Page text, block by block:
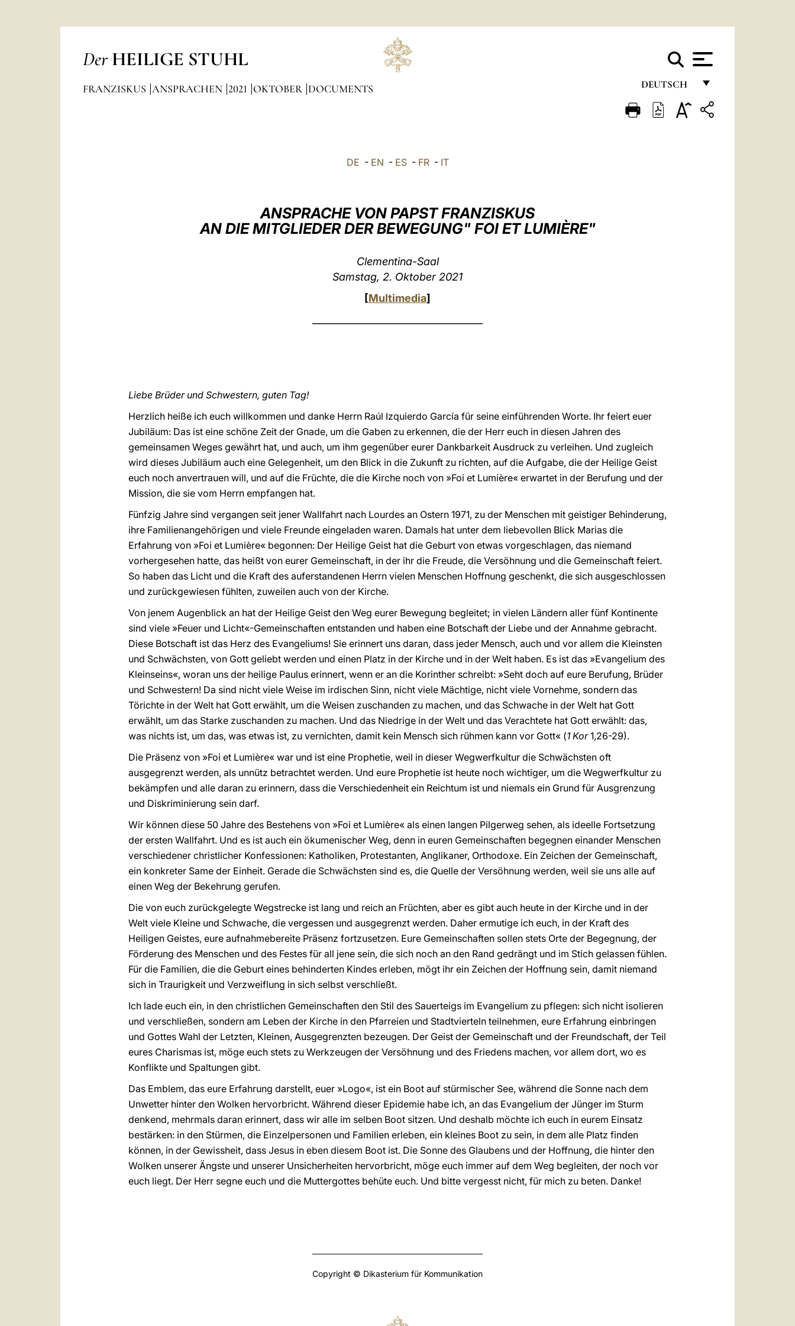
Der HEILIGE STUHL
DEUTSCH
FRANÇAIS
FRANZISKUS ANSPRACHEN 2021 OKTOBER DOCUMENTS
DE - EN - ES- FR- IT
ANSPRACHE VON PAPST FRANZISKUS
AN DIE MITGLIEDER DER BEWEGUNG" FOI ET LUMIÈRE"
Clementina-Saal
Samstag, 2. Oktober 2021
[Multimedia]
Liebe Brüder und Schwestern, guten Tag!
Herzlich heiße ich euch willkommen und danke Herrn Raúl Izquierdo García für seine einführenden Worte. Ihr feiert euer
Jubiläum: Das ist eine schöne Zeit der Gnade, um die Gaben zu erkennen, die der Herr euch in diesen Jahren des
gemeinsamen Weges gewährt hat, und auch, um ihm gegenüber eurer Dankbarkeit Ausdruck zu verleihen. Und zugleich
wird dieses Jubiläum auch eine Gelegenheit, um den Blick in die Zukunft zu richten, auf die Aufgabe, die der Heilige Geist
euch noch anvertrauen will, und auf die Früchte, die die Kirche noch von »Foi et Lumière« erwartet in der Berufung und der
Mission, die sie vom Herrn empfangen hat.
Fünfzig Jahre sind vergangen seit jener Wallfahrt nach Lourdes an Ostern 1971, zu der Menschen mit geistiger Behinderung,
ihre Familienangehörigen und viele Freunde eingeladen waren. Damals hat unter dem liebevollen Blick Marias die
Erfahrung von »Foi et Lumière« begonnen: Der Heilige Geist hat die Geburt von etwas vorgeschlagen, das niemand
vorhergesehen hatte, das heißt von eurer Gemeinschaft, in der ihr die Freude, die Versöhnung und die Gemeinschaft feiert.
So haben das Licht und die Kraft des auferstandenen Herrn vielen Menschen Hoffnung geschenkt, die sich ausgeschlossen
und zurückgewiesen fühlten, zuweilen auch von der Kirche.
Von jenem Augenblick an hat der Heilige Geist den Weg eurer Bewegung begleitet; in vielen Ländern aller fünf Kontinente
sind viele »Feuer und Licht«-Gemeinschaften entstanden und haben eine Botschaft der Liebe und der Annahme gebracht.
Diese Botschaft ist das Herz des Evangeliums! Sie erinnert uns daran, dass jeder Mensch, auch und vor allem die Kleinsten
und Schwächsten, von Gott geliebt werden und einen Platz in der Kirche und in der Welt haben. Es ist das »Evangelium des
Kleinseins«, woran uns der heilige Paulus erinnert, wenn er an die Korinther schreibt: »Seht doch auf eure Berufung, Brüder
und Schwestern! Da sind nicht viele Weise im irdischen Sinn, nicht viele Mächtige, nicht viele Vornehme, sondern das
Törichte in der Welt hat Gott erwählt, um die Weisen zuschanden zu machen, und das Schwache in der Welt hat Gott
erwählt, um das Starke zuschanden zu machen. Und das Niedrige in der Welt und das Verachtete hat Gott erwählt: das,
was nichts ist, um das, was etwas ist, zu vernichten, damit kein Mensch sich rühmen kann vor Gott« (1 Kor1,26-29).
Die Präsenz von »Foi et Lumière« war und ist eine Prophetie, weil in dieser Wegwerfkultur die Schwächsten oft
ausgegrenzt werden, als unnütz betrachtet werden. Und eure Prophetie ist heute noch wichtiger, um die Wegwerfkultur zu
bekämpfen und alle daran zu erinnern, dass die Verschiedenheit ein Reichtum ist und niemals ein Grund für Ausgrenzung
und Diskriminierung sein darf.
Wir können diese 50 Jahre des Bestehens von »Foi et Lumière« als einen langen Pilgerweg sehen, als ideelle Fortsetzung
der ersten Wallfahrt. Und es ist auch ein ökumenischer Weg, denn in euren Gemeinschaften begegnen einander Menschen
verschiedener christlicher Konfessionen: Katholiken, Protestanten, Anglikaner, Orthodoxe. Ein Zeichen der Gemeinschaft,
ein konkreter Same der Einheit. Gerade die Schwächsten sind es, die Quelle der Versöhnung werden, weil sie uns alle auf
einen Weg der Bekehrung gerufen.
Die von euch zurückgelegte Wegstrecke ist lang und reich an Früchten, aber es gibt auch heute in der Kirche und in der
Welt viele Kleine und Schwache, die vergessen und ausgegrenzt werden. Daher ermutige ich euch, in der Kraft des
Heiligen Geistes, eure aufnahmebereite Präsenz fortzusetzen. Eure Gemeinschaften sollen stets Orte der Begegnung, der
Förderung des Menschen und des Festes für all jene sein, die sich noch an den Rand gedrängt und im Stich gelassen fühlen.
Für die Familien, die die Geburt eines behinderten Kindes erleben, mögt ihr ein Zeichen der Hoffnung sein, damit niemand
sich in Traurigkeit und Verzweiflung in sich selbst verschließt.
Ich lade euch ein, in den christlichen Gemeinschaften den Stil des Sauerteigs im Evangelium zu pflegen: sich nicht isolieren
und verschließen, sondern am Leben der Kirche in den Pfarreien und Stadtvierteln teilnehmen, eure Erfahrung einbringen
und Gottes Wahl der Letzten, Kleinen, Ausgegrenzten bezeugen. Der Geist der Gemeinschaft und der Freundschaft, der Teil
eures Charismas ist, möge euch stets zu Werkzeugen der Versöhnung und des Friedens machen, vor allem dort, wo es
Konflikte und Spaltungen gibt.
Das Emblem, das eure Erfahrung darstellt, euer »Logo«, ist ein Boot auf stürmischer See, während die Sonne nach dem
Unwetter hinter den Wolken hervorbricht. Während dieser Epidemie habe ich, an das Evangelium der Jünger im Sturm
denkend, mehrmals daran erinnert, dass wir alle im selben Boot sitzen. Und deshalb möchte ich euch in eurem Einsatz
bestärken: in den Stürmen, die Einzelpersonen und Familien erleben, ein kleines Boot zu sein, in dem alle Platz finden
können, in der Gewissheit, dass Jesus in eben diesem Boot ist. Die Sonne des Glaubens und der Hoffnung, die hinter den
Wolken unserer Ängste und unserer Unsicherheiten hervorbricht, möge euch immer auf dem Weg begleiten, der noch vor
euch liegt. Der Herr segne euch und die Muttergottes behüte euch. Und bitte vergesst nicht, für mich zu beten. Danke!
Copyright © Dikasterium für Kommunikation